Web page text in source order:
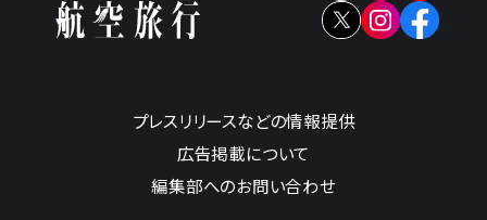
プレスリリースなどの情報提供
広告掲載について
編集部へのお問い合わせ